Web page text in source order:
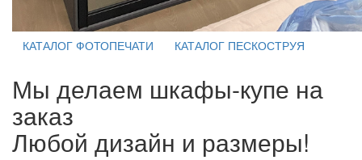
КАТАЛОГ ФОТОПЕЧАТИ КАТАЛОГ ПЕСКОСТРУЯ
Мы делаем шкафы-купе на
заказ
Любой дизайн и размеры!